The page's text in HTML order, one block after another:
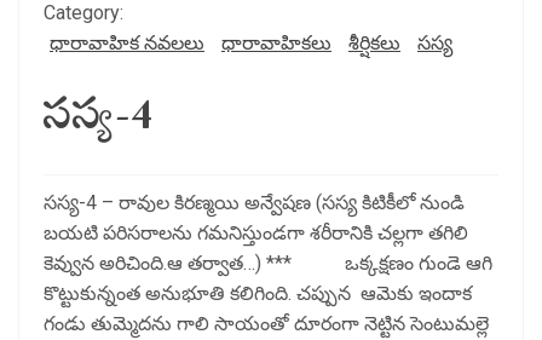
Category:
ధారావాహిక నవలలు
ధారావాహికలు శీర్షికలు సస్య
సస్య-4
సస్య-4 – రావుల కిరణ్మయి అన్వేషణ (సస్య కిటికీలో నుండి
బయటి పరిసరాలను గమనిస్తుండగా శరీరానికి చల్లగా తగిలి
కెవ్వున అరిచింది.ఆ తర్వాత…) *** ఒక్కక్షణం గుండె ఆగి
కొట్టుకున్నంత అనుభూతి కలిగింది. చప్పున ఆమెకు ఇందాక
గండు తుమ్మెదను గాలి సాయంతో దూరంగా నెట్టిన సెంటుమల్లె